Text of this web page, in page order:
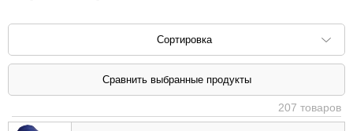
Сортировка
Сортировать по: наименованию (
убыв
207 товаров